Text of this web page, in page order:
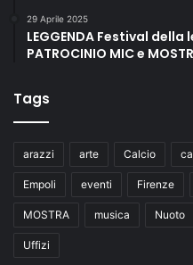
29 Aprile 2025
LEGGENDA Festival
PATROCINIO MIC e
Tags
arazzi arte Calcio
Empoli eventi Firenze
MOSTRA musica Nuoto
Uffizi